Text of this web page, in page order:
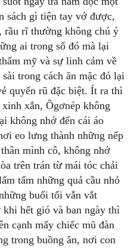
sách gì tiện tay vớ được,
rầu rĩ thường không chú ý
ai trong số đó mà lại
mỹ và sự linh cảm về
trong cách ăn mặc đó lại
quyến rũ đặc biệt. Ít ra thì
xắn, Ôgơnép không
không nhớ đến cái áo
eo lưng thành những nếp
mình cô, không nhớ
trên trán từ mái tóc chải
tấm những quả cầu nhỏ
buổi tối vẫn vắt
hết gió và ban ngày thì
cạnh mấy chiếc mũ đàn
trong buồng ăn, nơi con